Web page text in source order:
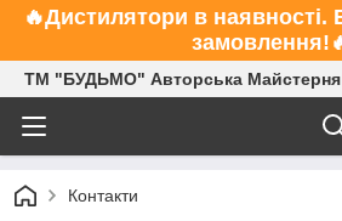
🔥Дистилятори в наявності.
ТМ "БУДЬМО" Авторська Майстерня
Контакти